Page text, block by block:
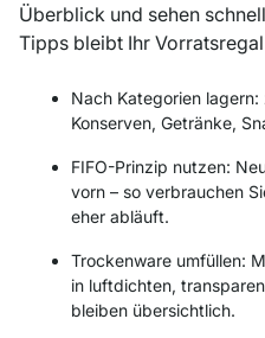
Überblick und sehen
Tipps bleibt Ihr
Nach Kategorien
Konserven, Getränke,
FIFO-Prinzip nutzen:
vorn – so verbrauchen
eher abläuft.
Trockenware umfüllen:
in luftdichten,
bleiben übersichtlich.